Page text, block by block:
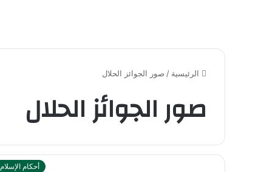
الرئيسية / صور الجوائز الحلال
صور الجوائز الحلال
أحكام الإسلام